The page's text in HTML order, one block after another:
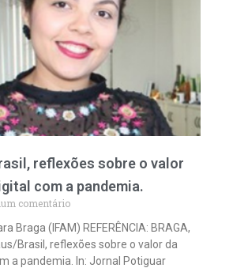
reflexões sobre o valor
com a pandemia.
comentário
Braga (IFAM) REFERÊNCIA: BRAGA,
Brasil, reflexões sobre o valor da
a pandemia. In: Jornal Potiguar